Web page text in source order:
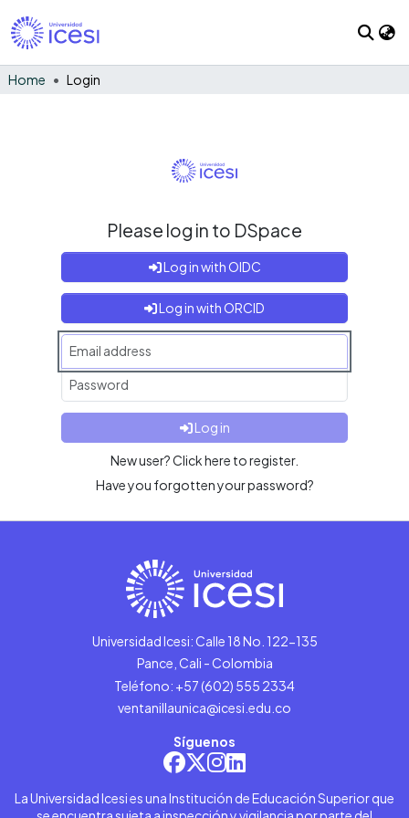
Home Login
Please log in to DSpace
Log in with OIDC
Log in with ORCID
Log in
New user? Click here to register.
Have you forgotten your password?
Universidad Icesi: Calle 18 No. 122-135
Pance, Cali - Colombia
Teléfono: +57 (602) 555 2334
ventanillaunica@icesi.edu.co
Síguenos
La Universidad Icesi es una Institución de Educación Superior que